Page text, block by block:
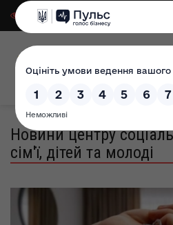
Для слабозорих|
Новини центру
сім'ї, дітей та молоді